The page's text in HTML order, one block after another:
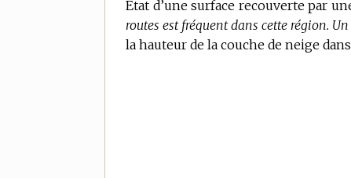
État d’une surface recouverte par
routes est fréquent dans cette région.
la hauteur de la couche de neige